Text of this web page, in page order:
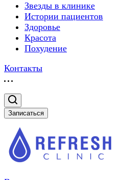
Звезды в клинике
Истории пациентов
Здоровье
Красота
Похудение
Контакты
Записаться